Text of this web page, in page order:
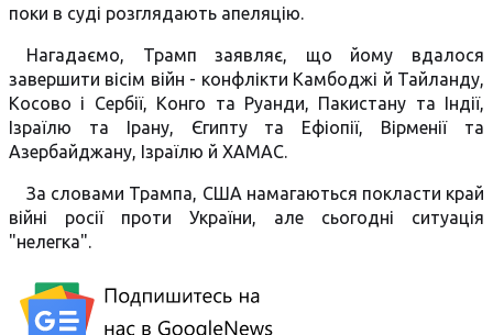
поки в суді розглядають апеляцію.
Нагадаємо, Трамп заявляє, що йому вдалося
завершити вісім війн - конфлікти Камбоджі й Тайланду,
Косово і Сербії, Конго та Руанди, Пакистану та Індії,
Ізраїлю та Ірану, Єгипту та Ефіопії, Вірменії та
Азербайджану, Ізраїлю й ХАМАС.
За словами Трампа, США намагаються покласти край
війні росії проти України, але сьогодні ситуація
"нелегка".